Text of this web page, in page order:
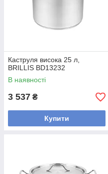
Каструля висока 25 л,
BRILLIS BD13232
В наявності
3 537 ₴
Купити